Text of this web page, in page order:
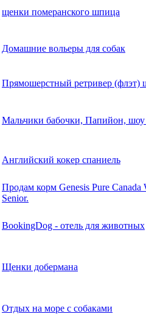
щенки померанского шпица
Домашние вольеры для собак
Прямошерстный ретривер (флэт)
Мальчики бабочки, Папийон, шоу
Английский кокер спаниель
Продам корм Genesis Pure Canada
Senior.
BookingDog - отель для животных
Щенки добермана
Отдых на море с собаками